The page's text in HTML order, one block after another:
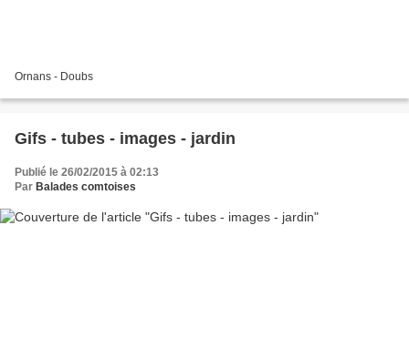
Ornans - Doubs
Gifs - tubes - images - jardin
Publié le 26/02/2015 à 02:13
Par Balades comtoises